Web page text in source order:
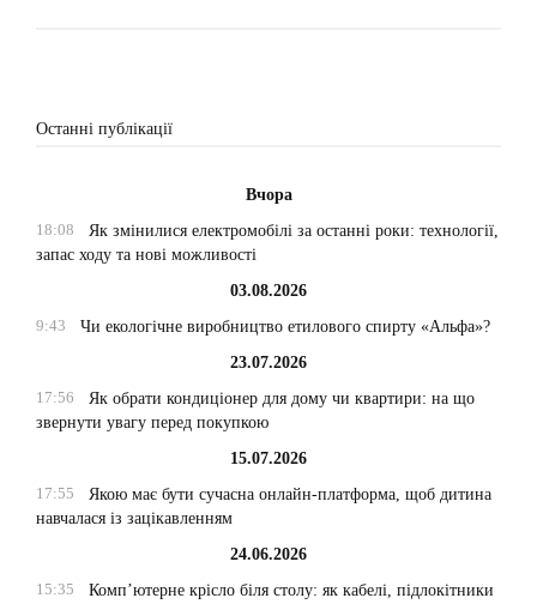
Останні публікації
Вчора
18:08
Як змінилися електромобілі за останні роки: технології,
запас ходу та нові можливості
03.08.2026
9:43
Чи екологічне виробництво етилового спирту «Альфа»?
23.07.2026
17:56
Як обрати кондиціонер для дому чи квартири: на що
звернути увагу перед покупкою
15.07.2026
17:55
Якою має бути сучасна онлайн-платформа, щоб дитина
навчалася із зацікавленням
24.06.2026
15:35
Комп’ютерне крісло біля столу: як кабелі, підлокітники